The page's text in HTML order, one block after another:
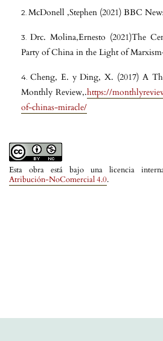
Esta obra está bajo una licencia
Atribución-NoComercial 4.0.
McDonell ,Stephen (2021) BBC
Drc. Molina,Ernesto (2021)The
Party of China in the Light of
Cheng, E. y Ding, X. (2017) A
Monthly Review,.https://
of-chinas-miracle/